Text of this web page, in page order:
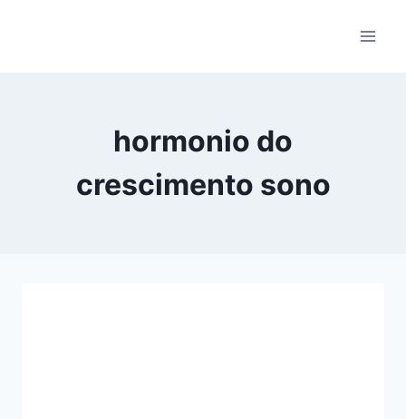
hormonio do
crescimento sono